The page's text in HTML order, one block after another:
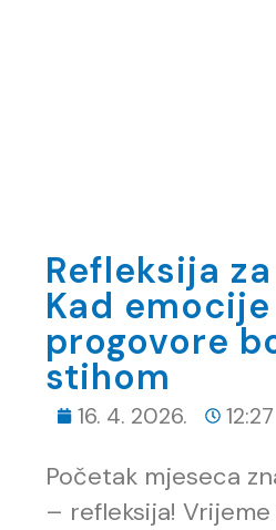
Refleksija
Kad emocije
progovore
stihom
16. 4. 2026. 12:27
Početak mjeseca
– refleksija!